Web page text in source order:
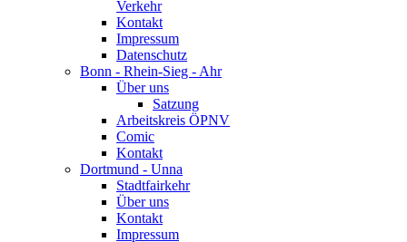
Verkehr
Kontakt
Impressum
Datenschutz
Bonn - Rhein-Sieg - Ahr
Über uns
Satzung
Arbeitskreis ÖPNV
Comic
Kontakt
Dortmund - Unna
Stadtfairkehr
Über uns
Kontakt
Impressum